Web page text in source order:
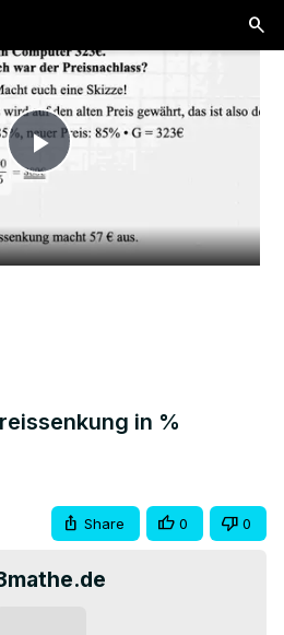
Play
Video
in %
Share 0 0